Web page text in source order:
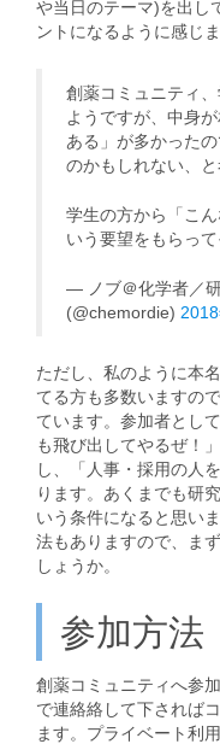
や当日のテーマ)を出し
ントになるように感じま
創薬コミュニティ
ようですが、中身
ある」が多かった
のかもしれない、と
学生の方から「こ
いう要望をもらっ
— ノブ＠化学者／
(@chemordie)
ただし、私のように本
てる方も多数いますの
ています。参加者とし
も飛び出してやるぜ！
し、「人事・採用の人
ります。あくまでも研
いう条件になると思い
法もありますので、ま
しょうか。
参加方法
創薬コミュニティへ参
で連絡絡して下されば
ます。プライベート利